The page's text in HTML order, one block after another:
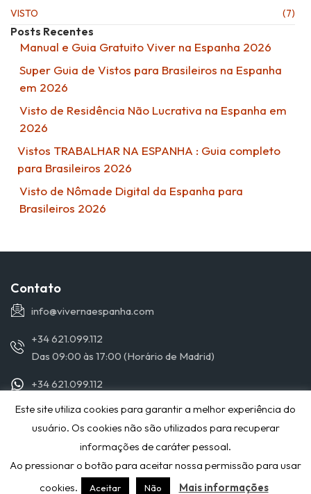
VISTO (7)
Posts Recentes
Manual e Guia Gratuito Viver na Espanha 2026
Super Guia de Vistos para Brasileiros na Espanha
em 2026
Visto de Residência Não Lucrativa na Espanha em
2026
Vistos TRABALHAR NA ESPANHA : Guia completo
para Brasileiros 2026
Visto de Nômade Digital da Espanha para
Brasileiros 2026
Contato
info@vivernaespanha.com
+34 621.099.112
Das 09:00 às 17:00 (Horário de Madrid)
+34 621.099.112
© 2019 VIVERNAESPANHA.COM - TODOS OS DIREITOS
RESERVADOS
Este site utiliza cookies para garantir a melhor experiência do
usuário. Os cookies não são utilizados para recuperar
informações de caráter pessoal.
Ao pressionar o botão para aceitar nossa permissão para usar
cookies.
Aceitar Não Mais informações